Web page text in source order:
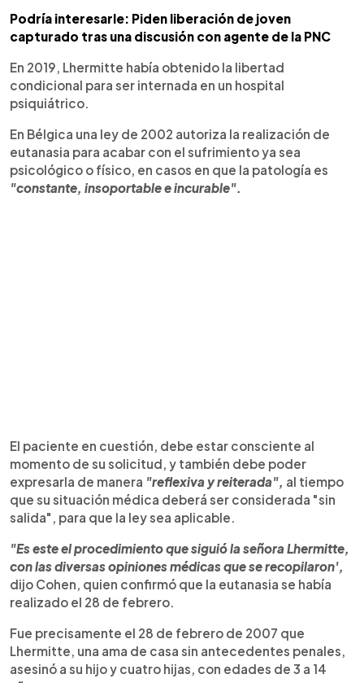
Podría interesarle: Piden liberación de joven
capturado tras una discusión con agente de la PNC
En 2019, Lhermitte había obtenido la libertad
condicional para ser internada en un hospital
psiquiátrico.
En Bélgica una ley de 2002 autoriza la realización de
eutanasia para acabar con el sufrimiento ya sea
psicológico o físico, en casos en que la patología es
"constante, insoportable e incurable".
El paciente en cuestión, debe estar consciente al
momento de su solicitud, y también debe poder
expresarla de manera "reflexiva y reiterada", al tiempo
que su situación médica deberá ser considerada "sin
salida", para que la ley sea aplicable.
"Es este el procedimiento que siguió la señora Lhermitte,
con las diversas opiniones médicas que se recopilaron',
dijo Cohen, quien confirmó que la eutanasia se había
realizado el 28 de febrero.
Fue precisamente el 28 de febrero de 2007 que
Lhermitte, una ama de casa sin antecedentes penales,
asesinó a su hijo y cuatro hijas, con edades de 3 a 14